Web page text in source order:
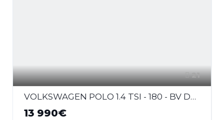
21
VOLKSWAGEN POLO 1.4 TSI - 180 - BV DSG V 6R GTI PHASE 1
13 990€